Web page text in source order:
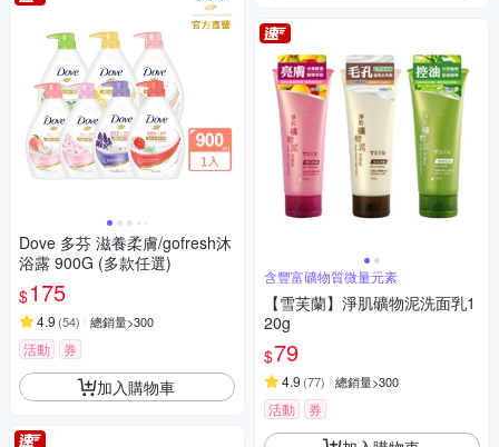
Dove 多芬 滋養柔膚/gofresh沐
浴露 900G (多款任選)
$175
4.9 (54) 總銷量>300
活動 券
加入購物車
含豐富礦物質微量元素
【雪芙蘭】淨肌礦物泥洗面乳1
20g
$79
4.9 (77) 總銷量>300
活動 券